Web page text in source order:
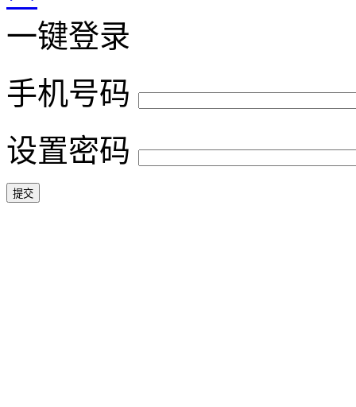
一键登录
手机号码
设置密码